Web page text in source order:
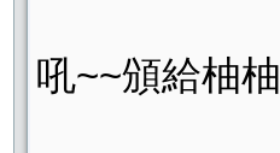
吼~~頒給柚